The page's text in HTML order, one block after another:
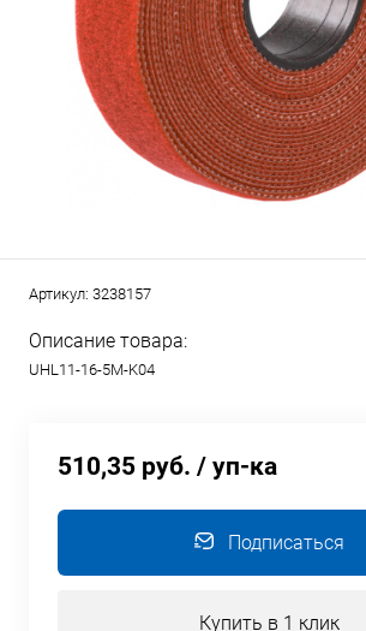
Артикул: 3238157
Описание товара:
UHL11-16-5M-K04
510,35 руб. / уп-ка
Подписаться
Купить в 1 клик